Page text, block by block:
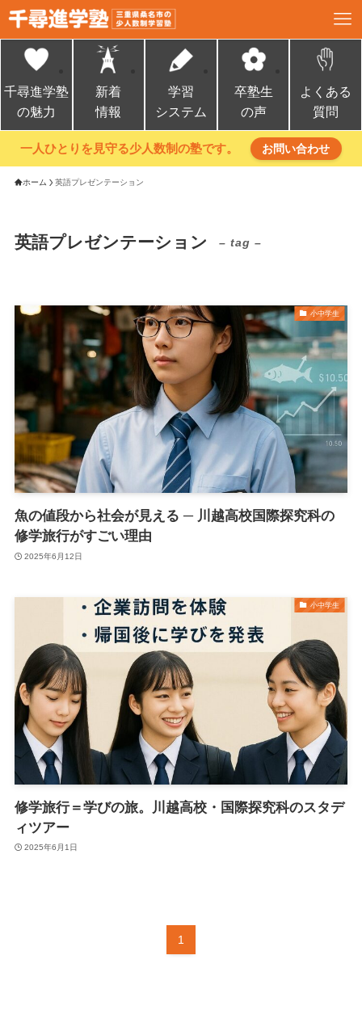
千尋進学塾
の魅力
新着
情報
学習
システム
卒塾生
の声
よくある
質問
一人ひとりを見守る少人数制の塾です。 お問い合わせ
ホーム 英語プレゼンテーション
英語プレゼンテーション – tag –
小中学生
魚の値段から社会が見える ─ 川越高校国際探究科の
修学旅行がすごい理由
2025年6月12日
小中学生
修学旅行＝学びの旅。川越高校・国際探究科のスタデ
ィツアー
2025年6月1日
1